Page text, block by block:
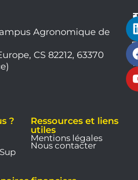
Agronomique de
CS 82212, 63370
?
Ressources et liens
utiles
Mentions légales
Nous contacter